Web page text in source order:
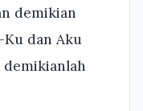
demikian
dan Aku
demikianlah